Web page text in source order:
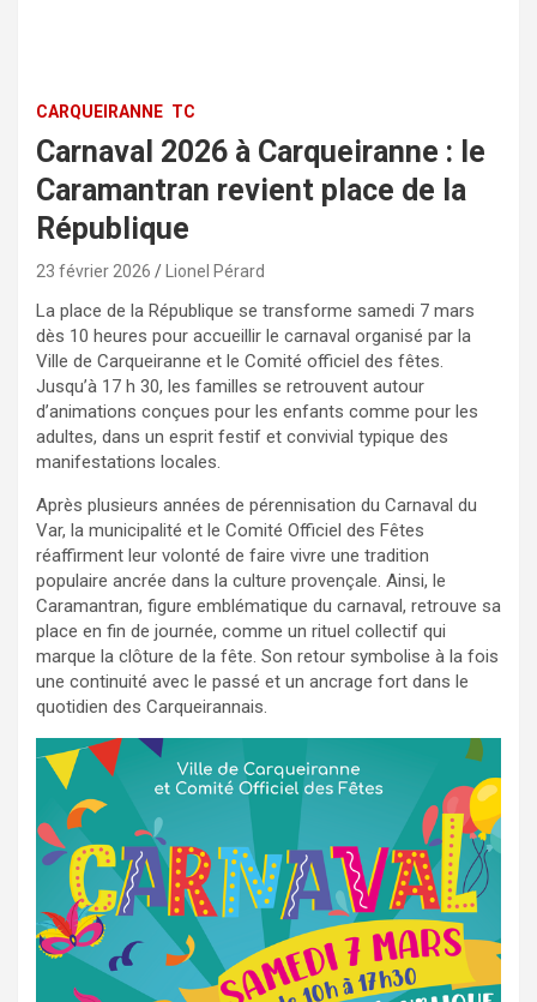
CARQUEIRANNE TC
Carnaval 2026 à Carqueiranne : le
Caramantran revient place de la
République
23 février 2026 Lionel Pérard
La place de la République se transforme samedi 7 mars
dès 10 heures pour accueillir le carnaval organisé par la
Ville de Carqueiranne et le Comité officiel des fêtes.
Jusqu’à 17 h 30, les familles se retrouvent autour
d’animations conçues pour les enfants comme pour les
adultes, dans un esprit festif et convivial typique des
manifestations locales.
Après plusieurs années de pérennisation du Carnaval du
Var, la municipalité et le Comité Officiel des Fêtes
réaffirment leur volonté de faire vivre une tradition
populaire ancrée dans la culture provençale. Ainsi, le
Caramantran, figure emblématique du carnaval, retrouve sa
place en fin de journée, comme un rituel collectif qui
marque la clôture de la fête. Son retour symbolise à la fois
une continuité avec le passé et un ancrage fort dans le
quotidien des Carqueirannais.